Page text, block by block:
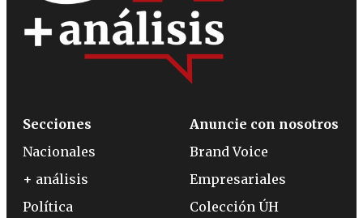
Secciones
Nacionales
+ análisis
Política
Anuncie con nosotros
Brand Voice
Empresariales
Colección ÚH